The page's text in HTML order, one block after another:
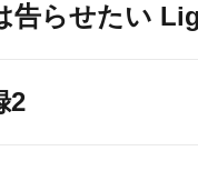
告らせたい
2